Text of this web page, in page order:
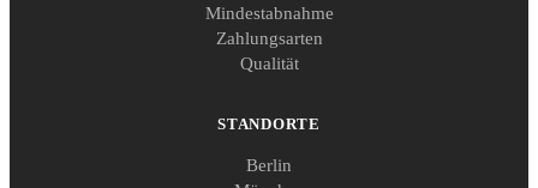
Mindestabnahme
Zahlungsarten
Qualität
STANDORTE
Berlin